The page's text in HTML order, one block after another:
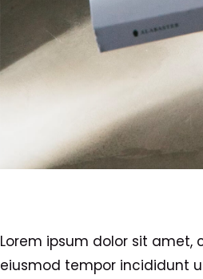
Lorem ipsum dolor sit
eiusmod tempor incididunt